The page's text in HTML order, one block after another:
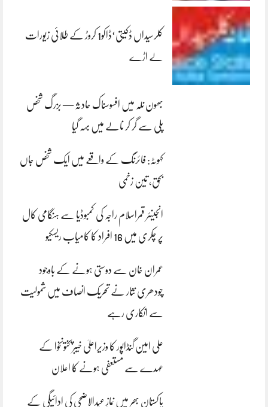
کلرسیداں ڈکیتی‘ڈاکو1 کروڑ کے طلائی زیورات
لے اڑے
بھون نلہ میں افسوسناک حادثہ — بزرگ شخص
پلی سے گر کر نالے میں بہہ گیا
کہوٹہ: فائرنگ کے واقعے میں ایک شخص جاں
بحق، تین زخمی
انجینئر قمراسلام راجہ کی کمبوڈیا سے ہنگامی کال
پر چکری میں 16 افراد کا کامیاب ریسکیو
عمران خان سے دوستی ہونے کے باوجود
چودھری نثار نے تحریک انصاف میں شمولیت
سے انکاری رہے
علی امین گنڈاپور کا وزیراعلیٰ خیبرپختونخوا کے
عہدے سے مستعفی ہونے کا اعلان
پاکستان بھر میں نمازِ عیدالاضحی کی ادائیگی کے